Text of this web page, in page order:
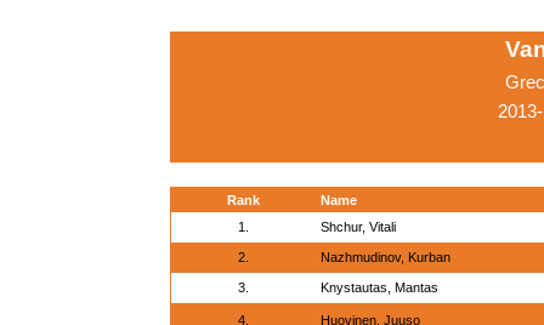
Rank
Name
1.
Shchur, Vitali
2. Nazhmudinov, Kurban
3. Knystautas, Mantas
4. Huovinen, Juuso